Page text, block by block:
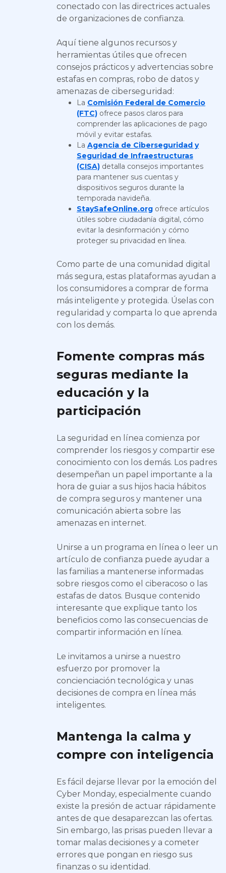
conectado con las directrices actuales
de organizaciones de confianza.
Aquí tiene algunos recursos y
herramientas útiles que ofrecen
consejos prácticos y advertencias sobre
estafas en compras, robo de datos y
amenazas de ciberseguridad:
La Comisión Federal de Comercio
(FTC) ofrece pasos claros para
comprender las aplicaciones de pago
móvil y evitar estafas.
La Agencia de Ciberseguridad y
Seguridad de Infraestructuras
(CISA) detalla consejos importantes
para mantener sus cuentas y
dispositivos seguros durante la
temporada navideña.
StaySafeOnline.org ofrece artículos
útiles sobre ciudadanía digital, cómo
evitar la desinformación y cómo
proteger su privacidad en línea.
Como parte de una comunidad digital
más segura, estas plataformas ayudan a
los consumidores a comprar de forma
más inteligente y protegida. Úselas con
regularidad y comparta lo que aprenda
con los demás.
Fomente compras más
seguras mediante la
educación y la
participación
La seguridad en línea comienza por
comprender los riesgos y compartir ese
conocimiento con los demás. Los padres
desempeñan un papel importante a la
hora de guiar a sus hijos hacia hábitos
de compra seguros y mantener una
comunicación abierta sobre las
amenazas en internet.
Unirse a un programa en línea o leer un
artículo de confianza puede ayudar a
las familias a mantenerse informadas
sobre riesgos como el ciberacoso o las
estafas de datos. Busque contenido
interesante que explique tanto los
beneficios como las consecuencias de
compartir información en línea.
Le invitamos a unirse a nuestro
esfuerzo por promover la
concienciación tecnológica y unas
decisiones de compra en línea más
inteligentes.
Mantenga la calma y
compre con inteligencia
Es fácil dejarse llevar por la emoción del
Cyber Monday, especialmente cuando
existe la presión de actuar rápidamente
antes de que desaparezcan las ofertas.
Sin embargo, las prisas pueden llevar a
tomar malas decisiones y a cometer
errores que pongan en riesgo sus
finanzas o su identidad.